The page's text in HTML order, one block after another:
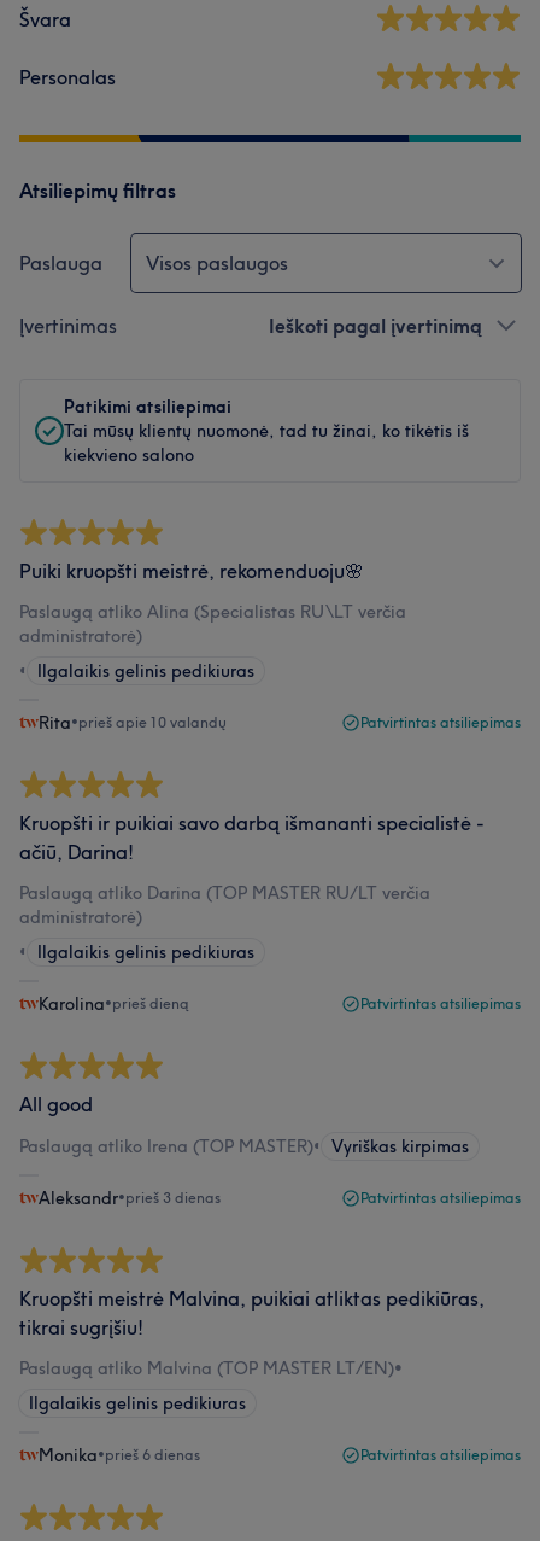
Švara
Personalas
Atsiliepimų filtras
Paslauga Visos paslaugos
Įvertinimas Ieškoti pagal įvertinimą
Patikimi atsiliepimai
Tai mūsų klientų nuomonė, tad tu žinai, ko tikėtis iš
kiekvieno salono
Puiki kruopšti meistrė, rekomenduoju🌸
Paslaugą atliko Alina (Specialistas RU\LT verčia
administratorė)
•
Ilgalaikis gelinis pedikiuras
Rita•prieš apie 10 valandų Patvirtintas atsiliepimas
Kruopšti ir puikiai savo darbą išmananti specialistė -
ačiū, Darina!
Paslaugą atliko Darina (TOP MASTER RU/LT verčia
administratorė)
•
Ilgalaikis gelinis pedikiuras
Karolina•prieš dieną Patvirtintas atsiliepimas
All good
Paslaugą atliko Irena (TOP MASTER)• Vyriškas kirpimas
Aleksandr•prieš 3 dienas Patvirtintas atsiliepimas
Kruopšti meistrė Malvina, puikiai atliktas pedikiūras,
tikrai sugrįšiu!
Paslaugą atliko Malvina (TOP MASTER LT/EN)•
Ilgalaikis gelinis pedikiuras
Monika•prieš 6 dienas Patvirtintas atsiliepimas